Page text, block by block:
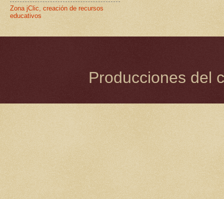
Zona jClic, creación de recursos
educativos
Producciones del